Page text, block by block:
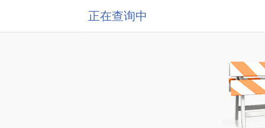
正在查询中